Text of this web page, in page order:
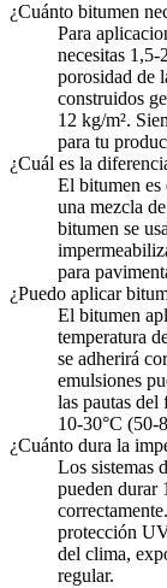
¿Cuánto bitumen
Para
necesitas
porosidad de
construidos
12 kg/m².
para tu
¿Cuál es la
El bitumen es
una mezcla
bitumen se
para
¿Puedo aplicar
El bitumen
temperatura
se adherirá
emulsiones
las pautas del
10-30°C (50-
¿Cuánto dura la
Los sistemas
pueden durar
protección
del clima,
regular.